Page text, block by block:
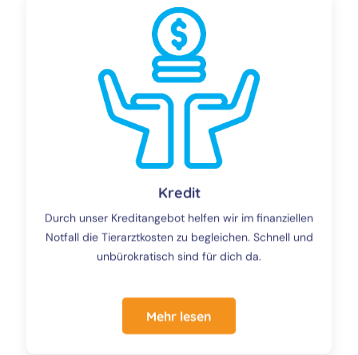
Kredit
Durch unser Kreditangebot helfen wir im finanziellen
Notfall die Tierarztkosten zu begleichen. Schnell und
unbürokratisch sind für dich da.
Mehr lesen